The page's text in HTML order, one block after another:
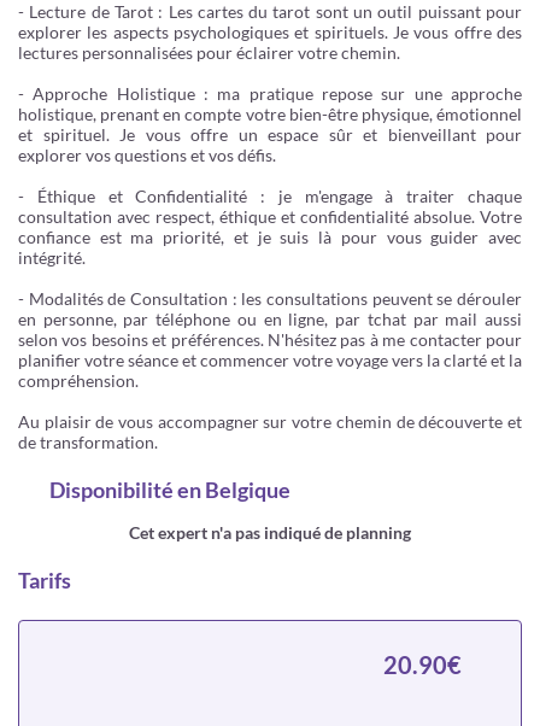
- Lecture de Tarot : Les cartes du tarot sont un outil puissant pour
explorer les aspects psychologiques et spirituels. Je vous offre des
lectures personnalisées pour éclairer votre chemin.
- Approche Holistique : ma pratique repose sur une approche
holistique, prenant en compte votre bien-être physique, émotionnel
et spirituel. Je vous offre un espace sûr et bienveillant pour
explorer vos questions et vos défis.
- Éthique et Confidentialité : je m'engage à traiter chaque
consultation avec respect, éthique et confidentialité absolue. Votre
confiance est ma priorité, et je suis là pour vous guider avec
intégrité.
- Modalités de Consultation : les consultations peuvent se dérouler
en personne, par téléphone ou en ligne, par tchat par mail aussi
selon vos besoins et préférences. N'hésitez pas à me contacter pour
planifier votre séance et commencer votre voyage vers la clarté et la
compréhension.
Au plaisir de vous accompagner sur votre chemin de découverte et
de transformation.
Disponibilitéen Belgique
Cet expert n'a pas indiqué de planning
Tarifs
20.90€